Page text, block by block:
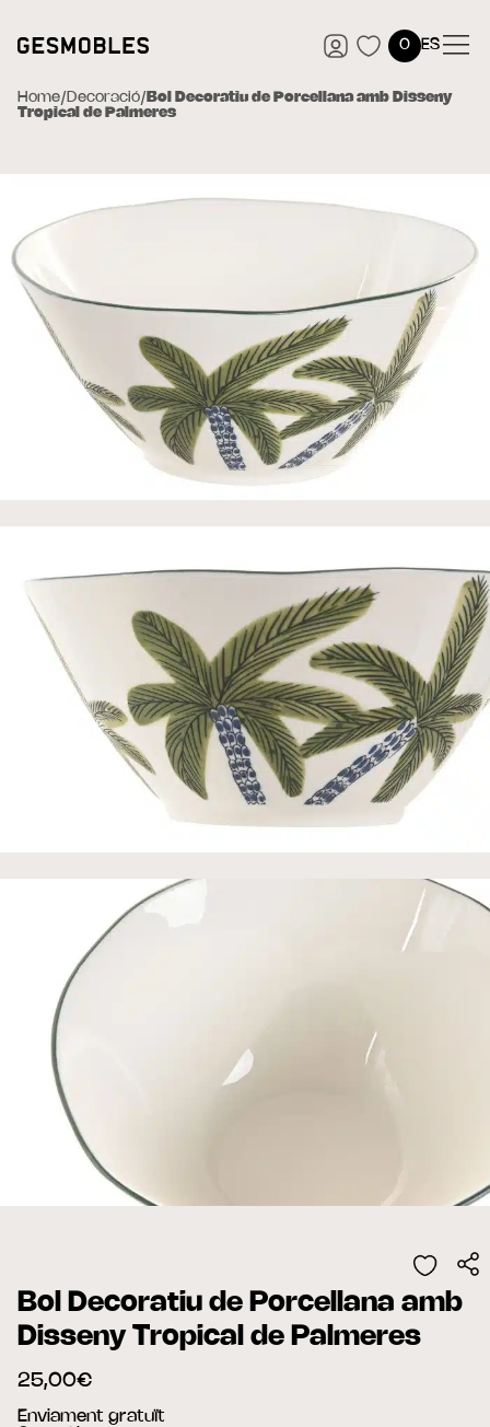
0 ES
Home/ Decoració/ Bol Decoratiu de Porcellana amb Disseny
Tropical de Palmeres
Bol Decoratiu de Porcellana amb
Disseny Tropical de Palmeres
25,00€
Enviament gratuït